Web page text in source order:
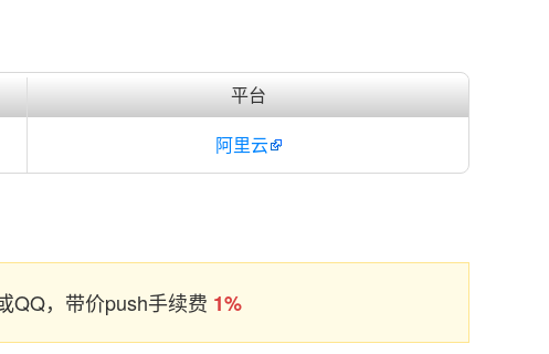
平台
阿里云
QQ，带价push手续费 1%